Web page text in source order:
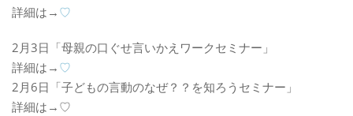
詳細は→ ♡
2月3日「母親の口ぐせ言いかえワークセミナー」
詳細は→ ♡
2月6日「子どもの言動のなぜ？？を知ろうセミナー」
詳細は→♡